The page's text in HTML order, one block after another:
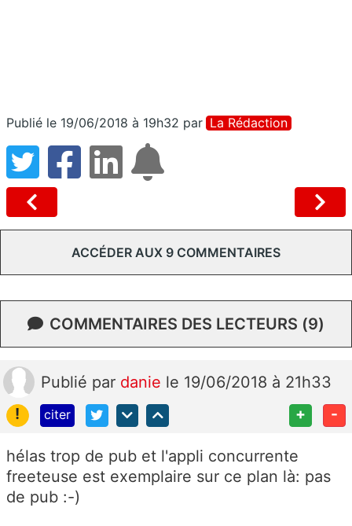
Publié le 19/06/2018 à 19h32 par La Rédaction
ACCÉDER AUX 9 COMMENTAIRES
COMMENTAIRES DES LECTEURS (9)
Publié par danie le 19/06/2018 à 21h33
!
citer + -
hélas trop de pub et l'appli concurrente
freeteuse est exemplaire sur ce plan là: pas
de pub :-)